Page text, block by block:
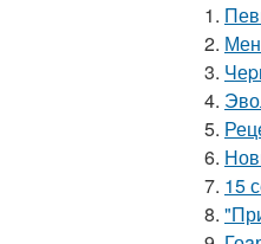
1.
2.
3.
4.
5.
6.
7. 15
8.